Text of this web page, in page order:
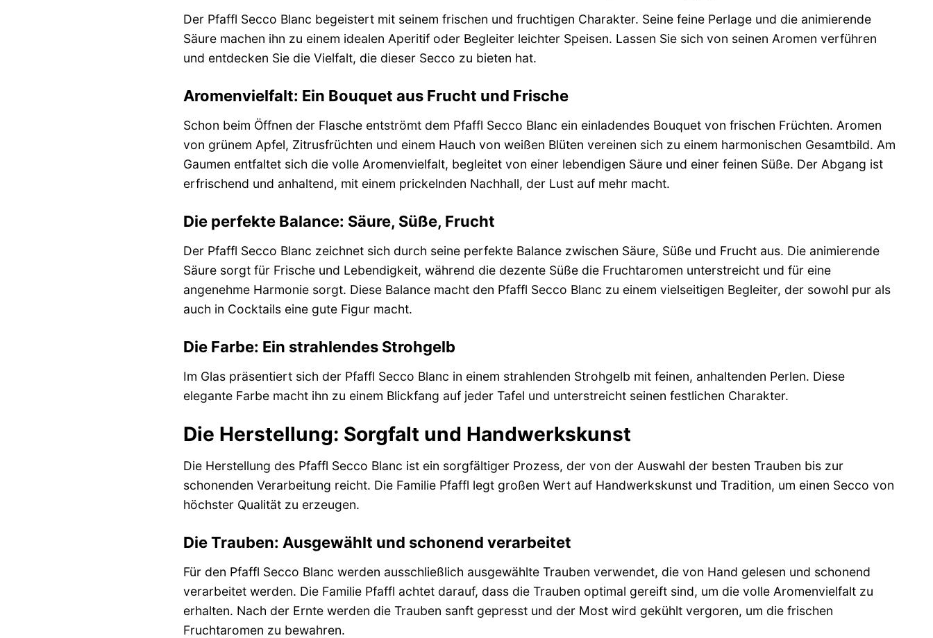
Der Pfaffl Secco Blanc begeistert mit seinem frischen und fruchtigen Charakter. Seine feine Perlage und die animierende
Säure machen ihn zu einem idealen Aperitif oder Begleiter leichter Speisen. Lassen Sie sich von seinen Aromen verführen
und entdecken Sie die Vielfalt, die dieser Secco zu bieten hat.
Aromenvielfalt: Ein Bouquet aus Frucht und Frische
Schon beim Öffnen der Flasche entströmt dem Pfaffl Secco Blanc ein einladendes Bouquet von frischen Früchten. Aromen
von grünem Apfel, Zitrusfrüchten und einem Hauch von weißen Blüten vereinen sich zu einem harmonischen Gesamtbild. Am
Gaumen entfaltet sich die volle Aromenvielfalt, begleitet von einer lebendigen Säure und einer feinen Süße. Der Abgang ist
erfrischend und anhaltend, mit einem prickelnden Nachhall, der Lust auf mehr macht.
Die perfekte Balance: Säure, Süße, Frucht
Der Pfaffl Secco Blanc zeichnet sich durch seine perfekte Balance zwischen Säure, Süße und Frucht aus. Die animierende
Säure sorgt für Frische und Lebendigkeit, während die dezente Süße die Fruchtaromen unterstreicht und für eine
angenehme Harmonie sorgt. Diese Balance macht den Pfaffl Secco Blanc zu einem vielseitigen Begleiter, der sowohl pur als
auch in Cocktails eine gute Figur macht.
Die Farbe: Ein strahlendes Strohgelb
Im Glas präsentiert sich der Pfaffl Secco Blanc in einem strahlenden Strohgelb mit feinen, anhaltenden Perlen. Diese
elegante Farbe macht ihn zu einem Blickfang auf jeder Tafel und unterstreicht seinen festlichen Charakter.
Die Herstellung: Sorgfalt und Handwerkskunst
Die Herstellung des Pfaffl Secco Blanc ist ein sorgfältiger Prozess, der von der Auswahl der besten Trauben bis zur
schonenden Verarbeitung reicht. Die Familie Pfaffl legt großen Wert auf Handwerkskunst und Tradition, um einen Secco von
höchster Qualität zu erzeugen.
Die Trauben: Ausgewählt und schonend verarbeitet
Für den Pfaffl Secco Blanc werden ausschließlich ausgewählte Trauben verwendet, die von Hand gelesen und schonend
verarbeitet werden. Die Familie Pfaffl achtet darauf, dass die Trauben optimal gereift sind, um die volle Aromenvielfalt zu
erhalten. Nach der Ernte werden die Trauben sanft gepresst und der Most wird gekühlt vergoren, um die frischen
Fruchtaromen zu bewahren.